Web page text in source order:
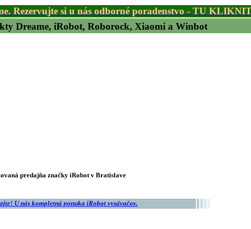
Rezervujte si u nás odborné poradenstvo - TU
Dreame, iRobot, Roborock, Xiaomi a Winbot
predajňa značky iRobot v Bratislave
U nás kompletná ponuka iRobot vysávačov.